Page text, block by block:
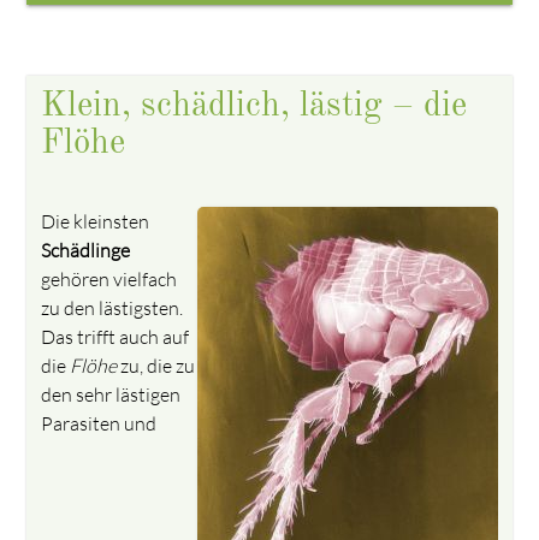
Klein, schädlich, lästig – die
Flöhe
Die kleinsten
Schädlinge
gehören vielfach
zu den lästigsten.
Das trifft auch auf
die Flöhezu, die zu
den sehr lästigen
Parasiten und